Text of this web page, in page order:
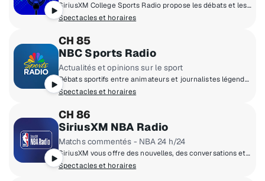
SiriusXM College Sports Radio propose les débats et les commentaires sportifs universitaires les plus complets, 24h/24 et 7j/7. Écoutez les meilleurs experts du sport universitaire, dont Danny Kanell, Dusty Dvoracek, Rick Neuheisel et EJ Manuel.
Spectacles et horaires
CH 85
NBC Sports Radio
Actualités et opinions sur le sport
Débats sportifs entre animateurs et journalistes légendaires avec des opinions tranchées et des entrevues avec des vedettes.
Spectacles et horaires
CH 86
SiriusXM NBA Radio
Matchs commentés - NBA 24 h/24
SiriusXM vous offre des nouvelles, des conversations et matchs commentés de la NBA 24 heures sur 24, 7 jours sur 7.
Spectacles et horaires